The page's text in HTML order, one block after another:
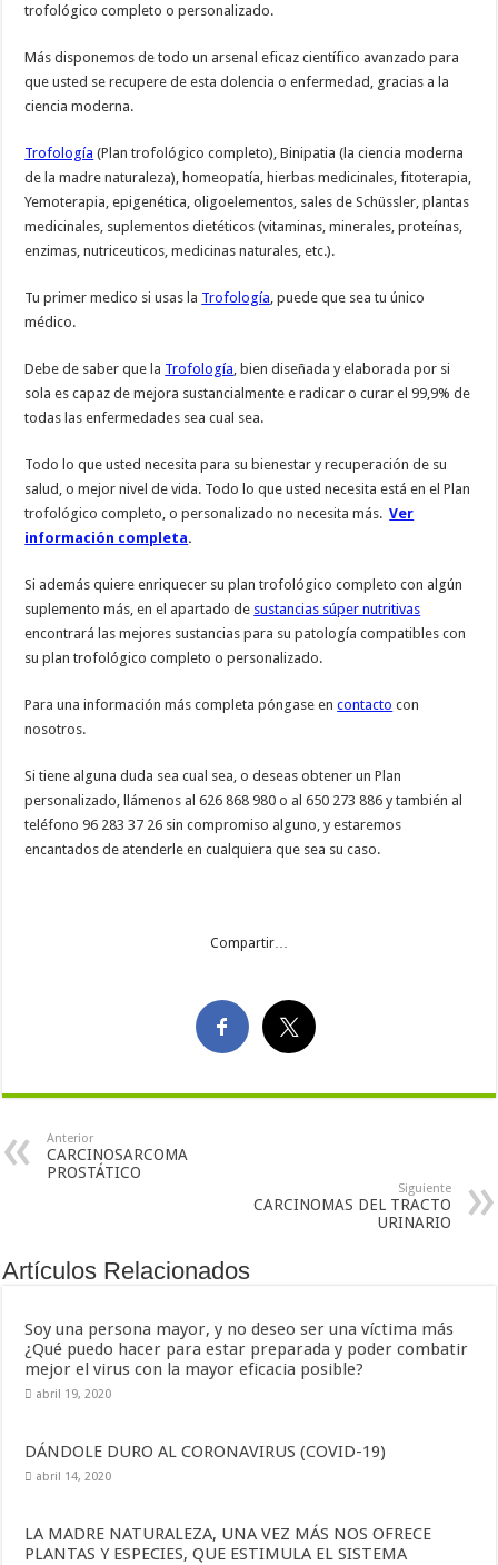
trofológico completo o personalizado.
Más disponemos de todo un arsenal eficaz científico avanzado para
que usted se recupere de esta dolencia o enfermedad, gracias a la
ciencia moderna.
Trofología (Plan trofológico completo), Binipatia (la ciencia moderna
de la madre naturaleza), homeopatía, hierbas medicinales, fitoterapia,
Yemoterapia, epigenética, oligoelementos, sales de Schüssler, plantas
medicinales, suplementos dietéticos (vitaminas, minerales, proteínas,
enzimas, nutriceuticos, medicinas naturales, etc.).
Tu primer medico si usas la Trofología , puede que sea tu único
médico.
Debe de saber que la Trofología , bien diseñada y elaborada por si
sola es capaz de mejora sustancialmente e radicar o curar el 99,9% de
todas las enfermedades sea cual sea.
Todo lo que usted necesita para su bienestar y recuperación de su
salud, o mejor nivel de vida. Todo lo que usted necesita está en el Plan
trofológico completo, o personalizado no necesita más.Ver
información completa.
Si además quiere enriquecer su plan trofológico completo con algún
suplemento más, en el apartado de sustancias súper nutritivas
encontrará las mejores sustancias para su patología compatibles con
su plan trofológico completo o personalizado.
Para una información más completa póngase encontacto con
nosotros.
Si tiene alguna duda sea cual sea, o deseas obtener un Plan
personalizado, llámenos al 626 868 980 o al 650 273 886 y también al
teléfono 96 283 37 26 sin compromiso alguno, y estaremos
encantados de atenderle en cualquiera que sea su caso.
Compartir…
Anterior
CARCINOSARCOMA
PROSTÁTICO
Siguiente
CARCINOMAS DEL TRACTO
URINARIO
Artículos Relacionados
Soy una persona mayor, y no deseo ser una víctima más
¿Qué puedo hacer para estar preparada y poder combatir
mejor el virus con la mayor eficacia posible?
abril 19, 2020
DÁNDOLE DURO AL CORONAVIRUS (COVID-19)
abril 14, 2020
LA MADRE NATURALEZA, UNA VEZ MÁS NOS OFRECE
PLANTAS Y ESPECIES, QUE ESTIMULA EL SISTEMA